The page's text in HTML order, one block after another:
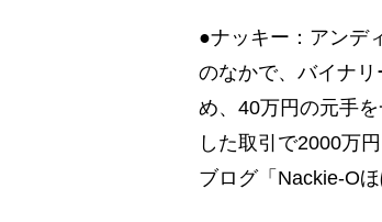
●ナッキー：アンデ
のなかで、バイナ
め、40万円の元手
した取引で2000万
ブログ「Nackie-O